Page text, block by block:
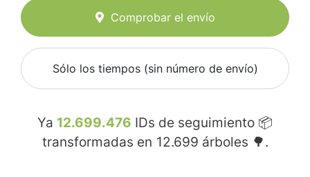
Comprobar el envío
Sólo los tiempos (sin número de envío)
Ya 12.699.476 IDs de seguimiento 📦
transformadas en 12.699 árboles 🌳.